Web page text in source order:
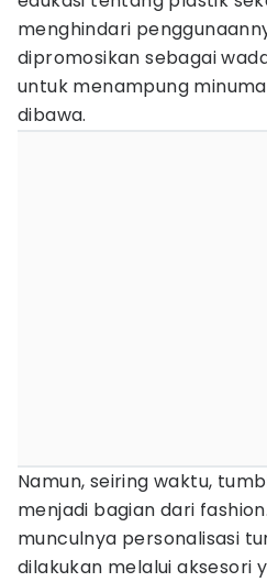
menghindari
dipromosikan sebagai
untuk menampung
dibawa.
Namun, seiring waktu,
menjadi bagian dari
munculnya personalisasi
dilakukan melalui aksesori